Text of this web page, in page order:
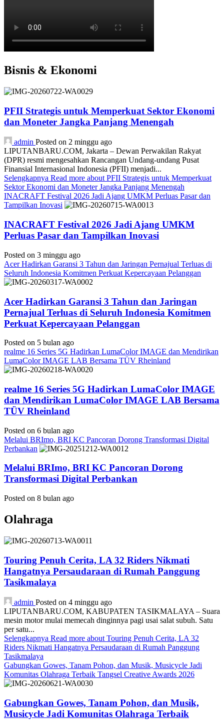
Bisnis & Ekonomi
PFII Strategis untuk Memperkuat Sektor Ekonomi
dan Moneter Jangka Panjang Menengah
admin Posted on 2 minggu ago
LIPUTANBARU.COM, Jakarta – Dewan Perwakilan Rakyat
(DPR) resmi mengesahkan Rancangan Undang-undang Pusat
Finansial Internasional Indonesia (PFII) menjadi...
Selengkapnya Read more about PFII Strategis untuk Memperkuat
Sektor Ekonomi dan Moneter Jangka Panjang Menengah
INACRAFT Festival 2026 Jadi Ajang UMKM Perluas Pasar dan
Tampilkan Inovasi
INACRAFT Festival 2026 Jadi Ajang UMKM
Perluas Pasar dan Tampilkan Inovasi
Posted on 3 minggu ago
Acer Hadirkan Garansi 3 Tahun dan Jaringan Pernajual Terluas di
Seluruh Indonesia Komitmen Perkuat Kepercayaan Pelanggan
Acer Hadirkan Garansi 3 Tahun dan Jaringan
Pernajual Terluas di Seluruh Indonesia Komitmen
Perkuat Kepercayaan Pelanggan
Posted on 5 bulan ago
realme 16 Series 5G Hadirkan LumaColor IMAGE dan Mendirikan
LumaColor IMAGE LAB Bersama TÜV Rheinland
realme 16 Series 5G Hadirkan LumaColor IMAGE
dan Mendirikan LumaColor IMAGE LAB Bersama
TÜV Rheinland
Posted on 6 bulan ago
Melalui BRImo, BRI KC Pancoran Dorong Transformasi Digital
Perbankan
Melalui BRImo, BRI KC Pancoran Dorong
Transformasi Digital Perbankan
Posted on 8 bulan ago
Olahraga
Touring Penuh Cerita, LA 32 Riders Nikmati
Hangatnya Persaudaraan di Rumah Panggung
Tasikmalaya
admin Posted on 4 minggu ago
LIPUTANBARU.COM, KABUPATEN TASIKMALAYA – Suara
mesin motor mulai memecah dinginnya pagi usai salat subuh. Satu
per satu...
Selengkapnya Read more about Touring Penuh Cerita, LA 32
Riders Nikmati Hangatnya Persaudaraan di Rumah Panggung
Tasikmalaya
Gabungkan Gowes, Tanam Pohon, dan Musik, Musicycle Jadi
Komunitas Olahraga Terbaik Tangsel Creative Awards 2026
Gabungkan Gowes, Tanam Pohon, dan Musik,
Musicycle Jadi Komunitas Olahraga Terbaik